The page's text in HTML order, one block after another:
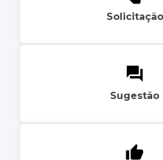
Solicitação
Sugestão